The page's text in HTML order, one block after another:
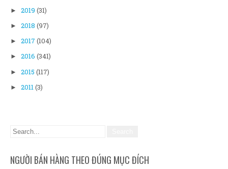
► 2019 (31)
► 2018 (97)
► 2017 (104)
► 2016 (341)
► 2015 (117)
► 2011(3)
NGƯỜI BÁN HÀNG THEO ĐÚNG MỤC ĐÍCH